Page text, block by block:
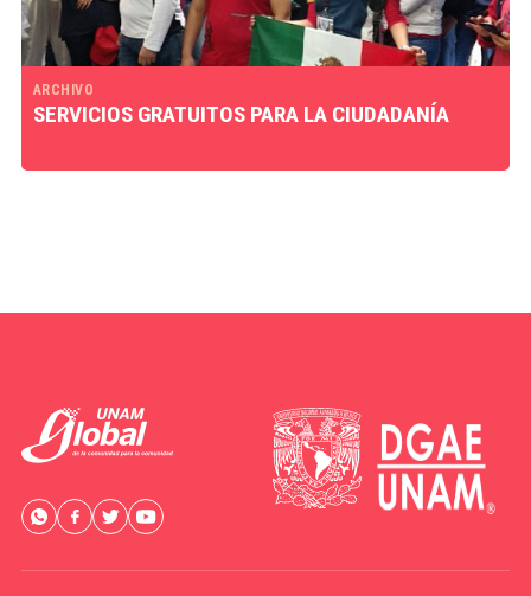
ARCHIVO
SERVICIOS GRATUITOS PARA LA CIUDADANÍA